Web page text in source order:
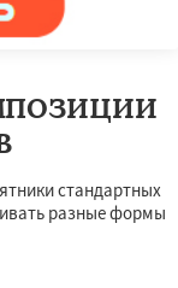
стандартных
разные формы